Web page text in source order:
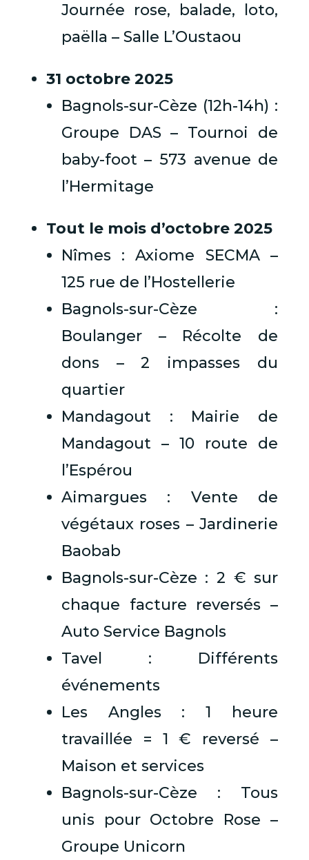
Journée rose, balade, loto,
paëlla – Salle L’Oustaou
31 octobre 2025
Bagnols-sur-Cèze (12h-14h) :
Groupe DAS – Tournoi de
baby-foot – 573 avenue de
l’Hermitage
Tout le mois d’octobre 2025
Nîmes : Axiome SECMA –
125 rue de l’Hostellerie
Bagnols-sur-Cèze :
Boulanger – Récolte de
dons – 2 impasses du
quartier
Mandagout : Mairie de
Mandagout – 10 route de
l’Espérou
Aimargues : Vente de
végétaux roses – Jardinerie
Baobab
Bagnols-sur-Cèze : 2 € sur
chaque facture reversés –
Auto Service Bagnols
Tavel : Différents
événements
Les Angles : 1 heure
travaillée = 1 € reversé –
Maison et services
Bagnols-sur-Cèze : Tous
unis pour Octobre Rose –
Groupe Unicorn